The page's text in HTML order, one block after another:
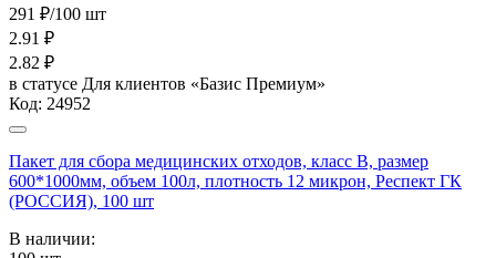
291 ₽/100 шт
2.91 ₽
2.82 ₽
в статусе Для клиентов «Базис Премиум»
Код: 24952
Пакет для сбора медицинских отходов, класс В, размер
600*1000мм, объем 100л, плотность 12 микрон, Респект ГК
(РОССИЯ), 100 шт
В наличии: